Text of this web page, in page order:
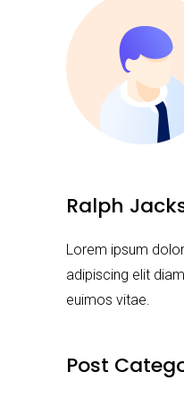
Ralph
Lorem ipsum
adipiscing elit
euimos vitae.
Post